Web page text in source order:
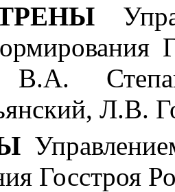
В.А.
ий, Л.В.
Госстроя